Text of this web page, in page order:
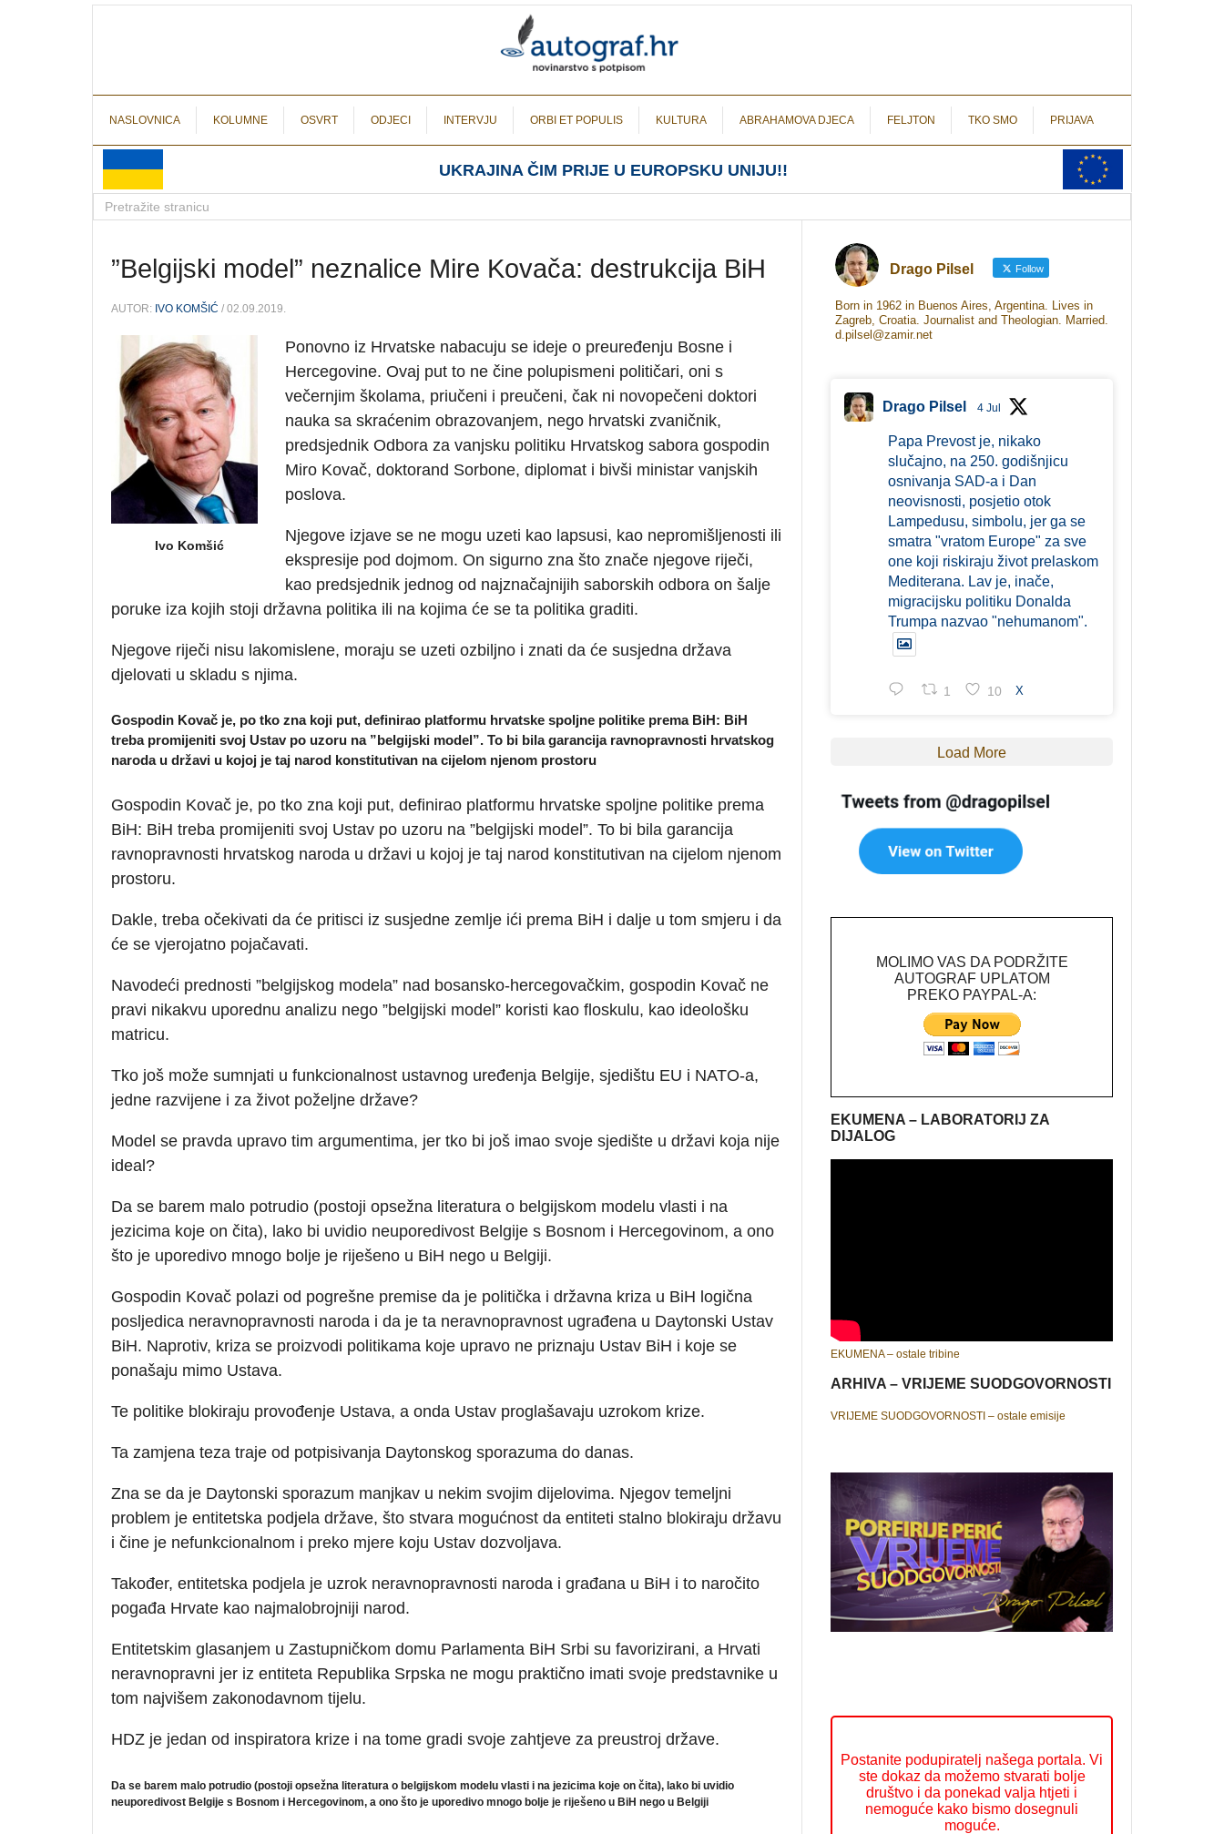
NASLOVNICA KOLUMNE OSVRT ODJECI INTERVJU ORBI ET POPULIS KULTURA ABRAHAMOVA DJECA FELJTON TKO SMO PRIJAVA
UKRAJINA ČIM PRIJE U EUROPSKU UNIJU!!
”Belgijski model” neznalice Mire Kovača: destrukcija BiH
AUTOR: IVO KOMŠIĆ / 02.09.2019.
Ivo Komšić
Ponovno iz Hrvatske nabacuju se ideje o preuređenju Bosne i
Hercegovine. Ovaj put to ne čine polupismeni političari, oni s
večernjim školama, priučeni i preučeni, čak ni novopečeni doktori
nauka sa skraćenim obrazovanjem, nego hrvatski zvaničnik,
predsjednik Odbora za vanjsku politiku Hrvatskog sabora gospodin
Miro Kovač, doktorand Sorbone, diplomat i bivši ministar vanjskih
poslova.
Njegove izjave se ne mogu uzeti kao lapsusi, kao nepromišljenosti ili
ekspresije pod dojmom. On sigurno zna što znače njegove riječi,
kao predsjednik jednog od najznačajnijih saborskih odbora on šalje
poruke iza kojih stoji državna politika ili na kojima će se ta politika graditi.
Njegove riječi nisu lakomislene, moraju se uzeti ozbiljno i znati da će susjedna država
djelovati u skladu s njima.
Gospodin Kovač je, po tko zna koji put, definirao platformu hrvatske spoljne politike prema BiH: BiH
treba promijeniti svoj Ustav po uzoru na ”belgijski model”. To bi bila garancija ravnopravnosti hrvatskog
naroda u državi u kojoj je taj narod konstitutivan na cijelom njenom prostoru
Gospodin Kovač je, po tko zna koji put, definirao platformu hrvatske spoljne politike prema
BiH: BiH treba promijeniti svoj Ustav po uzoru na ”belgijski model”. To bi bila garancija
ravnopravnosti hrvatskog naroda u državi u kojoj je taj narod konstitutivan na cijelom njenom
prostoru.
Dakle, treba očekivati da će pritisci iz susjedne zemlje ići prema BiH i dalje u tom smjeru i da
će se vjerojatno pojačavati.
Navodeći prednosti ”belgijskog modela” nad bosansko-hercegovačkim, gospodin Kovač ne
pravi nikakvu uporednu analizu nego ”belgijski model” koristi kao floskulu, kao ideološku
matricu.
Tko još može sumnjati u funkcionalnost ustavnog uređenja Belgije, sjedištu EU i NATO-a,
jedne razvijene i za život poželjne države?
Model se pravda upravo tim argumentima, jer tko bi još imao svoje sjedište u državi koja nije
ideal?
Da se barem malo potrudio (postoji opsežna literatura o belgijskom modelu vlasti i na
jezicima koje on čita), lako bi uvidio neuporedivost Belgije s Bosnom i Hercegovinom, a ono
što je uporedivo mnogo bolje je riješeno u BiH nego u Belgiji.
Gospodin Kovač polazi od pogrešne premise da je politička i državna kriza u BiH logična
posljedica neravnopravnosti naroda i da je ta neravnopravnost ugrađena u Daytonski Ustav
BiH. Naprotiv, kriza se proizvodi politikama koje upravo ne priznaju Ustav BiH i koje se
ponašaju mimo Ustava.
Te politike blokiraju provođenje Ustava, a onda Ustav proglašavaju uzrokom krize.
Ta zamjena teza traje od potpisivanja Daytonskog sporazuma do danas.
Zna se da je Daytonski sporazum manjkav u nekim svojim dijelovima. Njegov temeljni
problem je entitetska podjela države, što stvara mogućnost da entiteti stalno blokiraju državu
i čine je nefunkcionalnom i preko mjere koju Ustav dozvoljava.
Također, entitetska podjela je uzrok neravnopravnosti naroda i građana u BiH i to naročito
pogađa Hrvate kao najmalobrojniji narod.
Entitetskim glasanjem u Zastupničkom domu Parlamenta BiH Srbi su favorizirani, a Hrvati
neravnopravni jer iz entiteta Republika Srpska ne mogu praktično imati svoje predstavnike u
tom najvišem zakonodavnom tijelu.
HDZ je jedan od inspiratora krize i na tome gradi svoje zahtjeve za preustroj države.
Da se barem malo potrudio (postoji opsežna literatura o belgijskom modelu vlasti i na jezicima koje on čita), lako bi uvidio
neuporedivost Belgije s Bosnom i Hercegovinom, a ono što je uporedivo mnogo bolje je riješeno u BiH nego u Belgiji
Drago Pilsel Follow
Born in 1962 in Buenos Aires, Argentina. Lives in
Zagreb, Croatia. Journalist and Theologian. Married.
d.pilsel@zamir.net
Drago Pilsel 4 Jul
Papa Prevost je, nikako
slučajno, na 250. godišnjicu
osnivanja SAD-a i Dan
neovisnosti, posjetio otok
Lampedusu, simbolu, jer ga se
smatra "vratom Europe" za sve
one koji riskiraju život prelaskom
Mediterana. Lav je, inače,
migracijsku politiku Donalda
Trumpa nazvao "nehumanom".
1 10 X
Load More
MOLIMO VAS DA PODRŽITE
AUTOGRAF UPLATOM
PREKO PAYPAL-A:
EKUMENA – LABORATORIJ ZA
DIJALOG
EKUMENA – ostale tribine
ARHIVA – VRIJEME SUODGOVORNOSTI
VRIJEME SUODGOVORNOSTI – ostale emisije
Postanite podupiratelj našega portala. Vi
ste dokaz da možemo stvarati bolje
društvo i da ponekad valja htjeti i
nemoguće kako bismo dosegnuli
moguće.